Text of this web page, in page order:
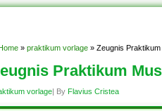
» praktikum vorlage » Zeugnis
Praktikum
vorlage| By Flavius Cristea